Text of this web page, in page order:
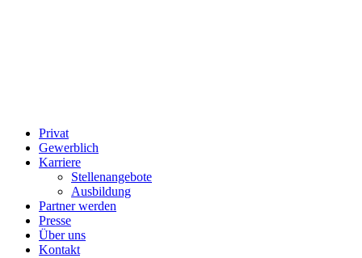
Privat
Gewerblich
Karriere
Stellenangebote
Ausbildung
Partner werden
Presse
Über uns
Kontakt